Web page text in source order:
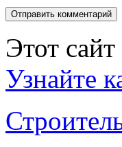
Этот
Узнайте